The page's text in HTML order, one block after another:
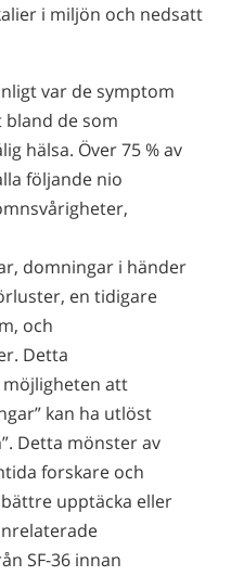
i miljön och nedsatt
var de symptom
bland de som
hälsa. Över 75 % av
följande nio
domningar i händer
en tidigare
och
Detta
att
kan ha utlöst
Detta mönster av
forskare och
upptäcka eller
SF-36 innan